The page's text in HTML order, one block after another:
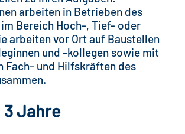
arbeiten in Betrieben des
Bereich Hoch-, Tief- oder
arbeiten vor Ort auf Baustellen
und -kollegen sowie mit
Fach- und Hilfskräften des
Jahre